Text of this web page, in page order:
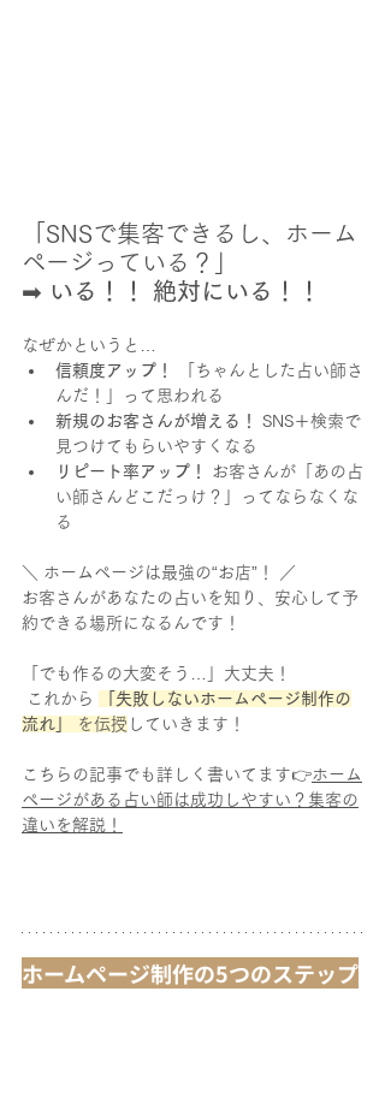
「SNSで集客できるし、ホーム
ページっている？」
➡ いる！！ 絶対にいる！！
なぜかというと…
信頼度アップ！
「ちゃんとした占い師さ
んだ！」って思われる
新規のお客さんが増える！
SNS＋検索で
見つけてもらいやすくなる
リピート率アップ！
お客さんが「あの占
い師さんどこだっけ？」ってならなくな
る
＼ ホームページは最強の“お店”！ ／
お客さんがあなたの占いを知り、安心して予
約できる場所になるんです！
「でも作るの大変そう…」大丈夫！
これから
「失敗しないホームページ制作の
流れ」
を伝授 していきます！
こちらの記事でも詳しく書いてます👉ホーム
ページがある占い師は成功しやすい？集客の
違いを解説！
ホームページ制作の5つのステップ